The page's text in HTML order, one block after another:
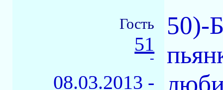
Гость
51
-
08.03.2013 -
50)-